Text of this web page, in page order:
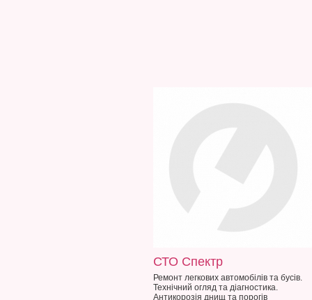
СТО Спектр
Ремонт легкових автомобілів та бусів.
Технічний огляд та діагностика.
Антикорозія днищ та порогів